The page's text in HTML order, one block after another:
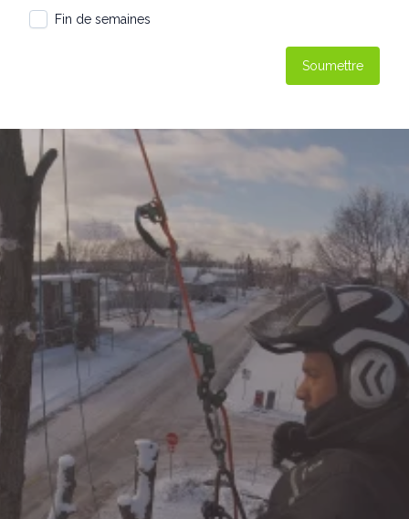
Fin de semaines
Soumettre